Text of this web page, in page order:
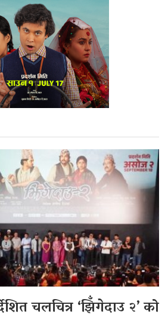
चलचित्र ‘झिँगेदाउ २’ को